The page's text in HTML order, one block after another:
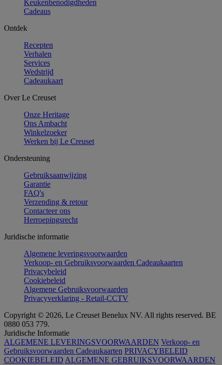
Keukenbenodigdheden
Cadeaus
Ontdek
Recepten
Verhalen
Services
Wedstrijd
Cadeaukaart
Over Le Creuset
Onze Heritage
Ons Ambacht
Winkelzoeker
Werken bij Le Creuset
Ondersteuning
Gebruiksaanwijzing
Garantie
FAQ's
Verzending & retour
Contacteer ons
Herroepingsrecht
Juridische informatie
Algemene leveringsvoorwaarden
Verkoop- en Gebruiksvoorwaarden Cadeaukaarten
Privacybeleid
Cookiebeleid
Algemene Gebruiksvoorwaarden
Privacyverklaring - Retail-CCTV
Copyright © 2026, Le Creuset Benelux NV. All rights reserved. BE
0880 053 779.
Juridische Informatie
ALGEMENE LEVERINGSVOORWAARDEN Verkoop- en
Gebruiksvoorwaarden Cadeaukaarten PRIVACYBELEID
COOKIEBELEID ALGEMENE GEBRUIKSVOORWAARDEN